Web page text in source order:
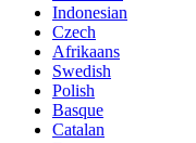
Indonesian
Czech
Afrikaans
Swedish
Polish
Basque
Catalan